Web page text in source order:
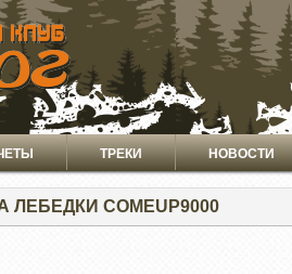
ТРЕКИ НОВОСТИ
ЛЕБЕДКИ COMEUP9000